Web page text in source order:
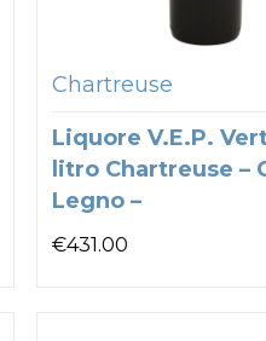
Chartreuse
Liquore V.E.P.
litro Chartreuse –
Legno –
€431.00